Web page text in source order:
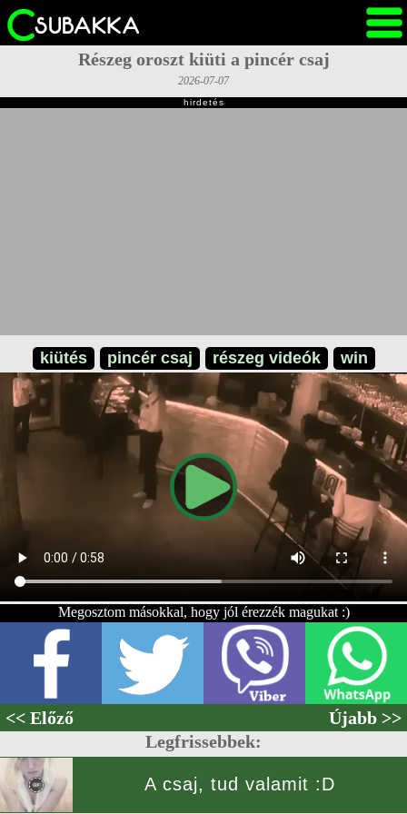
Részeg oroszt kiüti a pincér csaj
2026-07-07
hirdetés
kiütés pincér csaj részeg videók win
Megosztom másokkal, hogy jól érezzék magukat :)
<< Előző
Újabb >>
Legfrissebbek:
A csaj, tud valamit :D